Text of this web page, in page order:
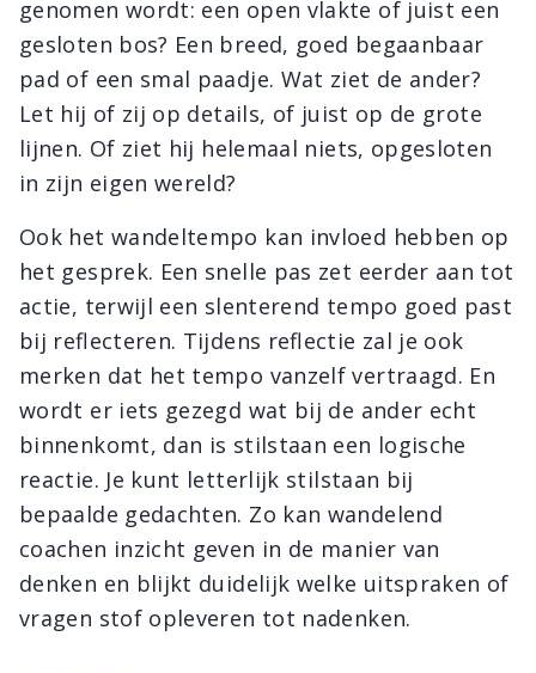
genomen wordt: een open vlakte of juist een
gesloten bos? Een breed, goed begaanbaar
pad of een smal paadje. Wat ziet de ander?
Let hij of zij op details, of juist op de grote
lijnen. Of ziet hij helemaal niets, opgesloten
in zijn eigen wereld?
Ook het wandeltempo kan invloed hebben op
het gesprek. Een snelle pas zet eerder aan tot
actie, terwijl een slenterend tempo goed past
bij reflecteren. Tijdens reflectie zal je ook
merken dat het tempo vanzelf vertraagd. En
wordt er iets gezegd wat bij de ander echt
binnenkomt, dan is stilstaan een logische
reactie. Je kunt letterlijk stilstaan bij
bepaalde gedachten. Zo kan wandelend
coachen inzicht geven in de manier van
denken en blijkt duidelijk welke uitspraken of
vragen stof opleveren tot nadenken.